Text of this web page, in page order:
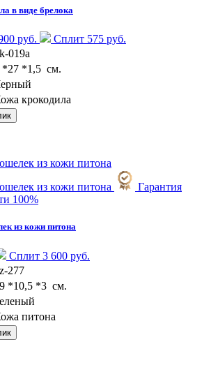
в виде брелока
руб.
Сплит 575 руб.
019a
*27 *1,5 см.
крокодила
Гарантия
100%
из кожи питона
Сплит 3 600 руб.
277
*10,5 *3 см.
питона